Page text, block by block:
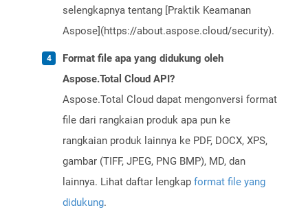
selengkapnya tentang [Praktik Keamanan
Aspose](https://about.aspose.cloud/security).
Format file apa yang didukung oleh
Aspose.Total Cloud API?
Aspose.Total Cloud dapat mengonversi format
file dari rangkaian produk apa pun ke
rangkaian produk lainnya ke PDF, DOCX, XPS,
gambar (TIFF, JPEG, PNG BMP), MD, dan
lainnya. Lihat daftar lengkap format file yang
didukung.